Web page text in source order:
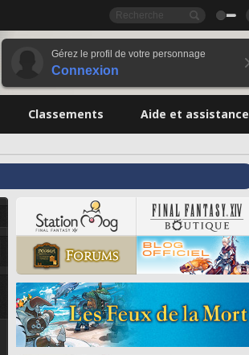
Gérez le profil de votre personnage
Connexion
Classements Aide et assistance